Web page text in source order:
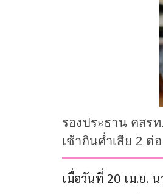
รองประธาน คสร
เช้ากินค่ำเสีย 2 ต่
เมื่อวันที่ 20 เม.ย.